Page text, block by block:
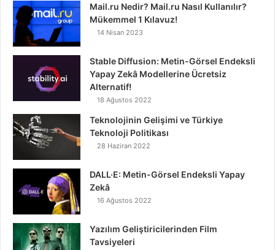
Mail.ru Nedir? Mail.ru Nasıl Kullanılır?
Mükemmel 1 Kılavuz!
14 Nisan 2023
Stable Diffusion: Metin-Görsel Endeksli
Yapay Zekâ Modellerine Ücretsiz
Alternatif!
18 Ağustos 2022
Teknolojinin Gelişimi ve Türkiye
Teknoloji Politikası
28 Haziran 2022
DALL·E: Metin-Görsel Endeksli Yapay
Zekâ
16 Ağustos 2022
Yazılım Geliştiricilerinden Film
Tavsiyeleri